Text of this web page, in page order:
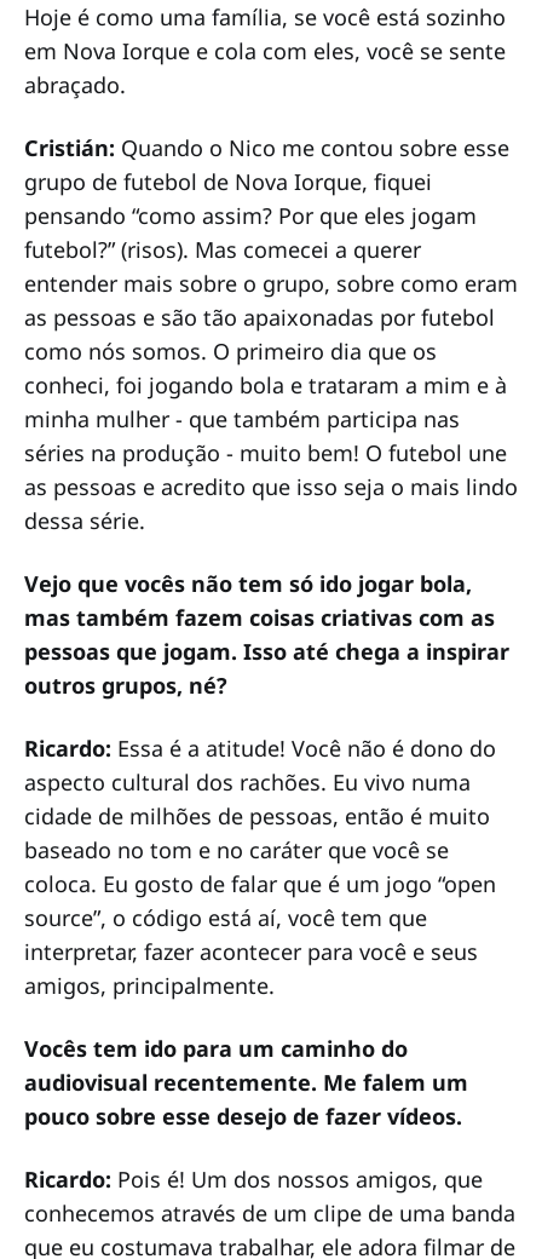
Hoje é como uma família, se você está sozinho
em Nova Iorque e cola com eles, você se sente
abraçado.
Cristián: Quando o Nico me contou sobre esse
grupo de futebol de Nova Iorque, fiquei
pensando “como assim? Por que eles jogam
futebol?” (risos). Mas comecei a querer
entender mais sobre o grupo, sobre como eram
as pessoas e são tão apaixonadas por futebol
como nós somos. O primeiro dia que os
conheci, foi jogando bola e trataram a mim e à
minha mulher - que também participa nas
séries na produção - muito bem! O futebol une
as pessoas e acredito que isso seja o mais lindo
dessa série.
Vejo que vocês não tem só ido jogar bola,
mas também fazem coisas criativas com as
pessoas que jogam. Isso até chega a inspirar
outros grupos, né?
Ricardo: Essa é a atitude! Você não é dono do
aspecto cultural dos rachões. Eu vivo numa
cidade de milhões de pessoas, então é muito
baseado no tom e no caráter que você se
coloca. Eu gosto de falar que é um jogo “open
source”, o código está aí, você tem que
interpretar, fazer acontecer para você e seus
amigos, principalmente.
Vocês tem ido para um caminho do
audiovisual recentemente. Me falem um
pouco sobre esse desejo de fazer vídeos.
Ricardo: Pois é! Um dos nossos amigos, que
conhecemos através de um clipe de uma banda
que eu costumava trabalhar, ele adora filmar de